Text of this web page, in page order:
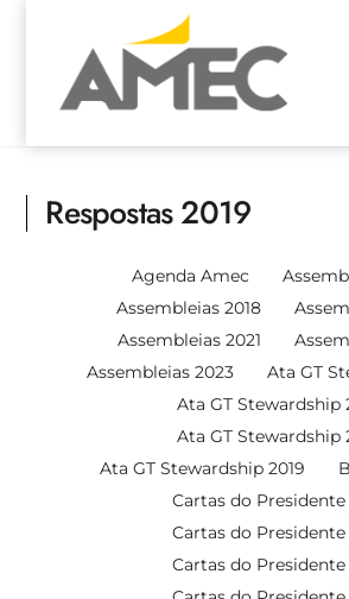
Respostas 2019
Agenda Amec
Assembleias 2018
Assembleias 2021
Assembleias 2023
Ata GT
Ata GT Stewardship
Ata GT Stewardship
Ata GT Stewardship 2019
Cartas do Presidente
Cartas do Presidente
Cartas do Presidente